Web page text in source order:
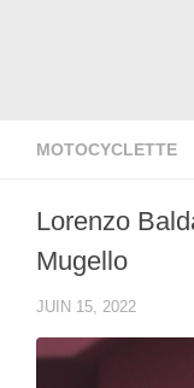
MOTOCYCLETTE
Lorenzo
Mugello
JUIN 15, 2022